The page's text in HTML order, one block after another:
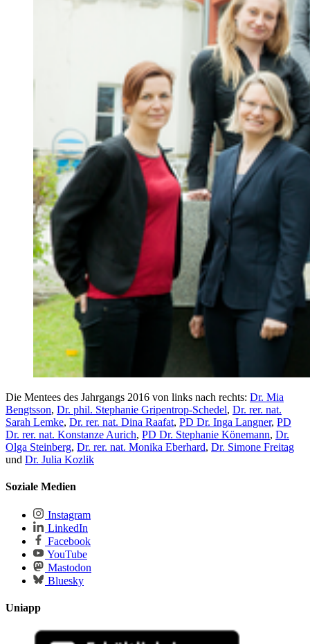
Die Mentees des Jahrgangs 2016 von links nach rechts: Dr. Mia
Bengtsson, Dr. phil. Stephanie Gripentrop-Schedel, Dr. rer. nat.
Sarah Lemke, Dr. rer. nat. Dina Raafat, PD Dr. Inga Langner, PD
Dr. rer. nat. Konstanze Aurich, PD Dr. Stephanie Könemann, Dr.
Olga Steinberg, Dr. rer. nat. Monika Eberhard, Dr. Simone Freitag
und Dr. Julia Kozlik
Soziale Medien
Instagram
LinkedIn
Facebook
YouTube
Mastodon
Bluesky
Uniapp